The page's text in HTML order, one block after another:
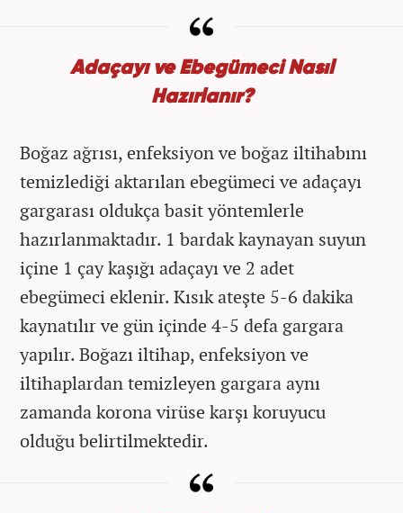
Adaçayı ve Ebegümeci Nasıl
Hazırlanır?
Boğaz ağrısı, enfeksiyon ve boğaz iltihabını
temizlediği aktarılan ebegümeci ve adaçayı
gargarası oldukça basit yöntemlerle
hazırlanmaktadır. 1 bardak kaynayan suyun
içine 1 çay kaşığı adaçayı ve 2 adet
ebegümeci eklenir. Kısık ateşte 5-6 dakika
kaynatılır ve gün içinde 4-5 defa gargara
yapılır. Boğazı iltihap, enfeksiyon ve
iltihaplardan temizleyen gargara aynı
zamanda korona virüse karşı koruyucu
olduğu belirtilmektedir.